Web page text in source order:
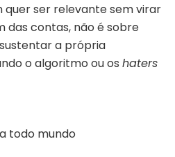
quer ser relevante sem virar
das contas, não é sobre
a própria
o algoritmo ou os haters
todo mundo